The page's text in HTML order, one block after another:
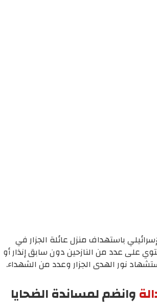
باستهداف منزل عائلة الجزار في
على عدد من النازحين دون سابق إنذار أو
نور الهدى الجزار وعدد من الشهداء.
وانضم لمساندة الضحايا